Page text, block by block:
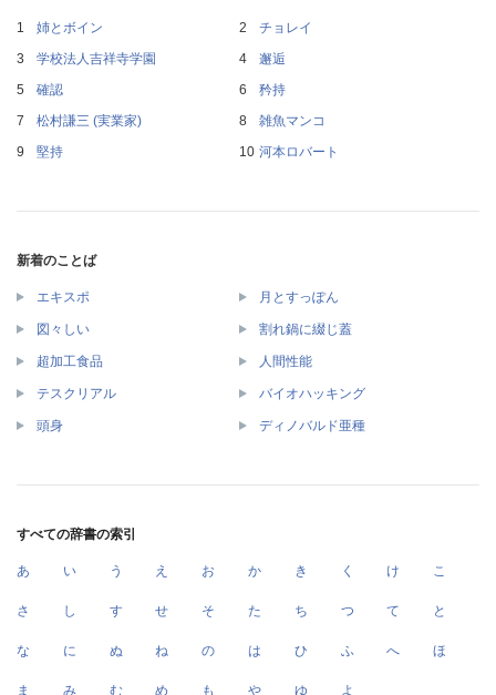
姉とボイン
チョレイ
学校法人吉祥寺学園
邂逅
確認
矜持
松村謙三 (実業家)
雑魚マンコ
堅持
河本ロバート
新着のことば
エキスポ 月とすっぽん
図々しい 割れ鍋に綴じ蓋
超加工食品 人間性能
テスクリアル バイオハッキング
頭身 ディノバルド亜種
すべての辞書の索引
あ い う え お か き く け こ
さ し す せ そ た ち つ て と
な に ぬ ね の は ひ ふ へ ほ
ま み む め も や ゆ よ